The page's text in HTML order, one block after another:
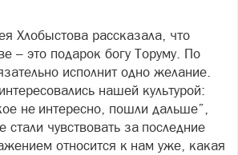
Хлобыстова рассказала, что
– это подарок богу Торуму. По
исполнит одно желание.
нашей культурой:
не интересно, пошли дальше”,
стали чувствовать за последние
относится к нам уже, какая